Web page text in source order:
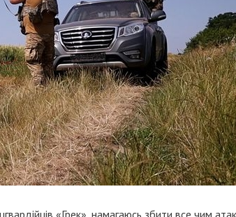
«Грек», намагаюсь збити все чим